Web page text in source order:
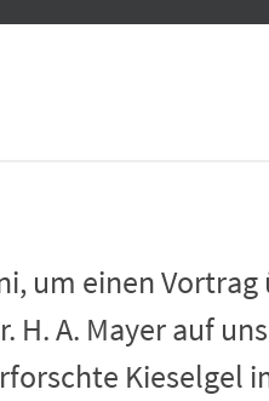
um einen Vortrag
A. Mayer auf
Kieselgel